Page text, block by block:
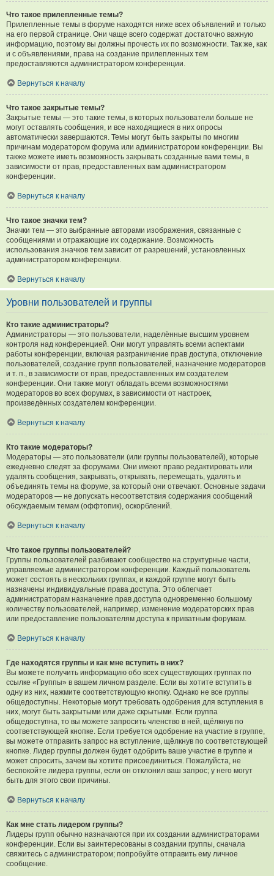
Что такое прилепленные темы?
Прилепленные темы в форуме находятся ниже всех объявлений и только
на его первой странице. Они чаще всего содержат достаточно важную
информацию, поэтому вы должны прочесть их по возможности. Так же, как
и с объявлениями, права на создание прилепленных тем
предоставляются администратором конференции.
Вернуться к началу
Что такое закрытые темы?
Закрытые темы — это такие темы, в которых пользователи больше не
могут оставлять сообщения, и все находящиеся в них опросы
автоматически завершаются. Темы могут быть закрыты по многим
причинам модератором форума или администратором конференции. Вы
также можете иметь возможность закрывать созданные вами темы, в
зависимости от прав, предоставленных вам администратором
конференции.
Вернуться к началу
Что такое значки тем?
Значки тем — это выбранные авторами изображения, связанные с
сообщениями и отражающие их содержание. Возможность
использования значков тем зависит от разрешений, установленных
администратором конференции.
Вернуться к началу
Уровни пользователей и группы
Кто такие администраторы?
Администраторы — это пользователи, наделённые высшим уровнем
контроля над конференцией. Они могут управлять всеми аспектами
работы конференции, включая разграничение прав доступа, отключение
пользователей, создание групп пользователей, назначение модераторов
и т. п., в зависимости от прав, предоставленных им создателем
конференции. Они также могут обладать всеми возможностями
модераторов во всех форумах, в зависимости от настроек,
произведённых создателем конференции.
Вернуться к началу
Кто такие модераторы?
Модераторы — это пользователи (или группы пользователей), которые
ежедневно следят за форумами. Они имеют право редактировать или
удалять сообщения, закрывать, открывать, перемещать, удалять и
объединять темы на форуме, за который они отвечают. Основные задачи
модераторов — не допускать несоответствия содержания сообщений
обсуждаемым темам (оффтопик), оскорблений.
Вернуться к началу
Что такое группы пользователей?
Группы пользователей разбивают сообщество на структурные части,
управляемые администратором конференции. Каждый пользователь
может состоять в нескольких группах, и каждой группе могут быть
назначены индивидуальные права доступа. Это облегчает
администраторам назначение прав доступа одновременно большому
количеству пользователей, например, изменение модераторских прав
или предоставление пользователям доступа к приватным форумам.
Вернуться к началу
Где находятся группы и как мне вступить в них?
Вы можете получить информацию обо всех существующих группах по
ссылке «Группы» в вашем личном разделе. Если вы хотите вступить в
одну из них, нажмите соответствующую кнопку. Однако не все группы
общедоступны. Некоторые могут требовать одобрения для вступления в
них, могут быть закрытыми или даже скрытыми. Если группа
общедоступна, то вы можете запросить членство в ней, щёлкнув по
соответствующей кнопке. Если требуется одобрение на участие в группе,
вы можете отправить запрос на вступление, щёлкнув по соответствующей
кнопке. Лидер группы должен будет одобрить ваше участие в группе и
может спросить, зачем вы хотите присоединиться. Пожалуйста, не
беспокойте лидера группы, если он отклонил ваш запрос; у него могут
быть для этого свои причины.
Вернуться к началу
Как мне стать лидером группы?
Лидеры групп обычно назначаются при их создании администраторами
конференции. Если вы заинтересованы в создании группы, сначала
свяжитесь с администратором; попробуйте отправить ему личное
сообщение.